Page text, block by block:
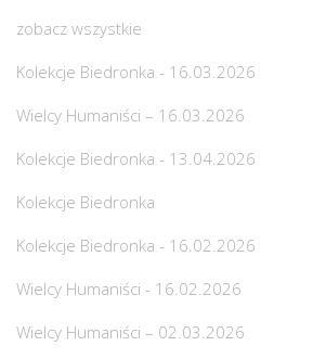
zobacz wszystkie
Kolekcje Biedronka - 16.03.2026
Wielcy Humaniści – 16.03.2026
Kolekcje Biedronka - 13.04.2026
Kolekcje Biedronka
Kolekcje Biedronka - 16.02.2026
Wielcy Humaniści - 16.02.2026
Wielcy Humaniści – 02.03.2026